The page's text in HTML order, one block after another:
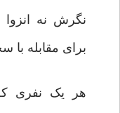
نگرش نه
برای مقابله
هر یک نفری